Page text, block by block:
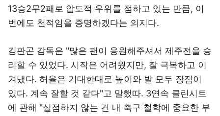
13승2무2패로 압도적 우위를 점하고 있는 만큼, 이
번에도 천적임을 증명하겠다는 의지다.
김판곤 감독은 "많은 팬이 응원해주셔서 제주전을 승
리할 수 있었다. 시작은 어려웠지만, 잘 극복하고 이
겨냈다. 허율은 기대한대로 높이와 발 모두 장점이
있다. 계속 잘할 것 같다"고 말했따. 3연속 클린시트
에 관해 "실점하지 않는 건 내 축구 철학에 중요한 부